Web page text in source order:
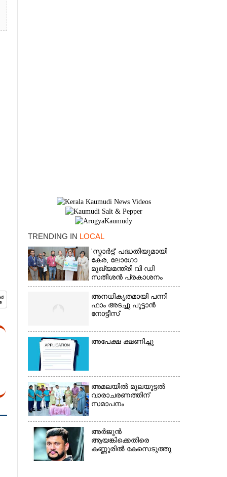
TRENDING IN LOCAL
'സ്മാർട്ട്' പദ്ധതിയുമായി
കേര; ലോഗോ
മുഖ്യമന്ത്രി വി ഡി
സതീശൻ പ്രകാശനം
ചെയ്തു
അനധികൃതമായി പന്നി
ഫാം അടച്ചു പൂട്ടാൻ
നോട്ടീസ്
അപേക്ഷ ക്ഷണിച്ചു
അമലയിൽ മുലയൂട്ടൽ
വാരാചരണത്തിന്
സമാപനം
അർജുൻ
ആയങ്കിക്കെതിരെ
കണ്ണൂരിൽ കേസെടുത്തു
×